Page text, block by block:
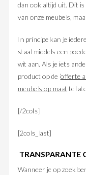
dan ook altijd uit. Dit
van onze meubels,
In principe kan je
staal middels een
wit aan. Als je iets
product op de ‘offerte
meubels op maat te
[/2cols]
[2cols_last]
TRANSPARANTE
Wanneer je op zoek